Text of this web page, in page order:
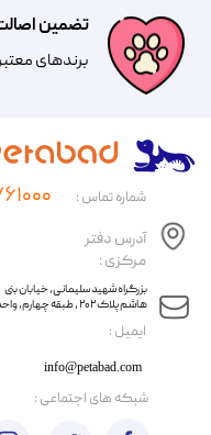
تضمین
​​برندهای
​ایمیل :
آدرس دفتر
مرکزی :
info@petabad.com
​​بزرگراه شهید سلیمانی، خیابان بنی
هاشم پلاک ۲۰۲ ، طبقه چهارم، واحد ۴۳
شماره تماس : ۰۲۱-
​شبکه های اجتماعی :